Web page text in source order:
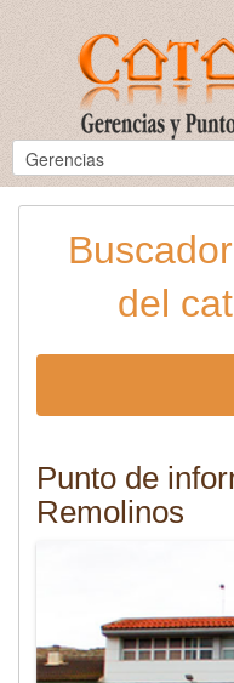
del
Punto de
Remolinos